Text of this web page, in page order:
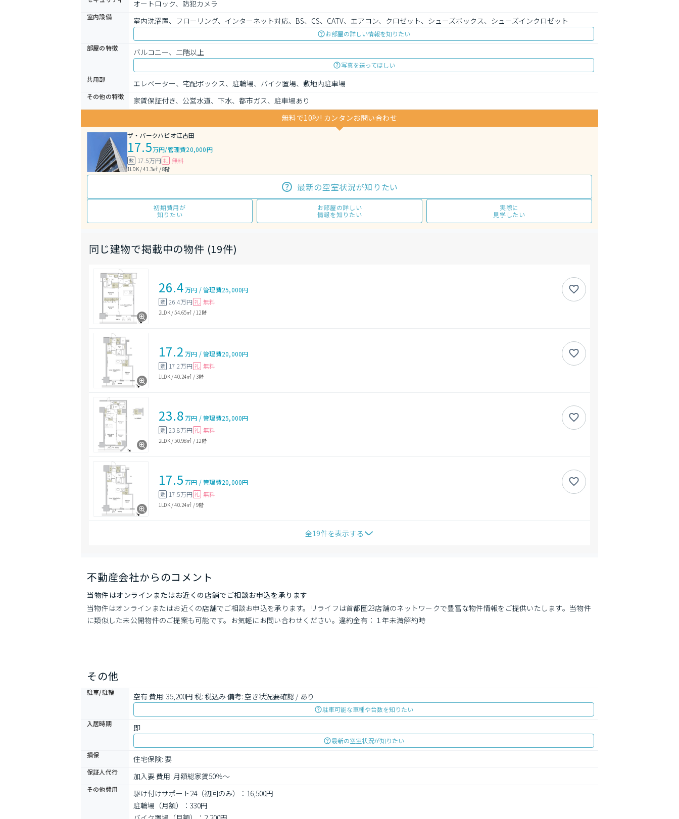
オートロック、防犯カメラ
室内設備 室内洗濯置、フローリング、インターネット対応、BS、CS、CATV、エアコン、クロゼット、シューズボックス、シューズインクロゼット
お部屋の詳しい情報を知りたい
部屋の特徴
バルコニー、二階以上
写真を送ってほしい
共用部
エレベーター、宅配ボックス、駐輪場、バイク置場、敷地内駐車場
その他の特徴
家賃保証付き、公営水道、下水、都市ガス、駐車場あり
無料で10秒! カンタンお問い合わせ
ザ・パークハビオ江古田
17.5万円/管理費20,000円
敷 17.5万円 礼 無料
1LDK / 41.3㎡ / 8階
最新の空室状況が知りたい
初期費用が
知りたい
お部屋の詳しい
情報を知りたい
実際に
見学したい
同じ建物で掲載中の物件 (19件)
26.4万円 /管理費25,000円
敷 26.4万円 礼 無料
2LDK/54.65㎡ / 12階
17.2 万円 /管理費20,000円
敷 17.2万円 礼 無料
1LDK/40.24㎡ /3階
23.8万円 /管理費25,000円
敷 23.8万円 礼 無料
2LDK/50.98㎡ / 12階
17.5 万円 /管理費20,000円
敷 17.5万円 礼 無料
1LDK/40.24㎡ /9階
全19件を表示する
不動産会社からのコメント
当物件はオンラインまたはお近くの店舗でご相談お申込を承ります
当物件はオンラインまたはお近くの店舗でご相談お申込を承ります。リライフは首都圏23店舗のネットワークで豊富な物件情報をご提供いたします。当物件
に類似した未公開物件のご提案も可能です。お気軽にお問い合わせください。違約金有：１年未満解約時
その他
駐車/駐輪 空有 費用: 35,200円 税: 税込み 備考: 空き状況要確認 / あり
駐車可能な車種や台数を知りたい
入居時期
即
最新の空室状況が知りたい
損保
住宅保険: 要
保証人代行 加入要 費用: 月額総家賃50％～
その他費用
駆け付けサポート24（初回のみ）：16,500円
駐輪場（月額）：330円